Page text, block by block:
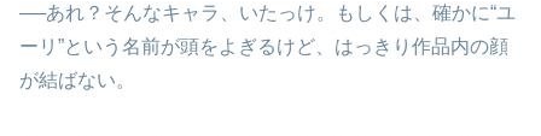
──あれ？そんなキャラ、いたっけ。もしくは、確かに“ユ
ーリ”という名前が頭をよぎるけど、はっきり作品内の顔
が結ばない。